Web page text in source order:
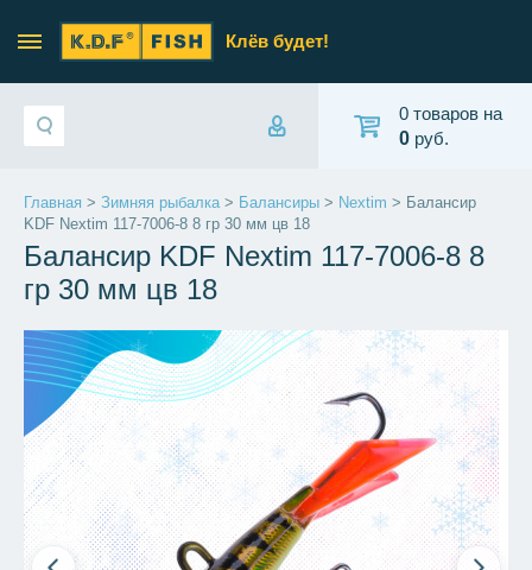
Клёв будет!
0 товаров на
0 руб.
Главная > Зимняя рыбалка> Балансиры > Nextim > Балансир
KDF Nextim 117-7006-8 8 гр 30 мм цв 18
Балансир KDF Nextim 117-7006-8 8
гр 30 мм цв 18